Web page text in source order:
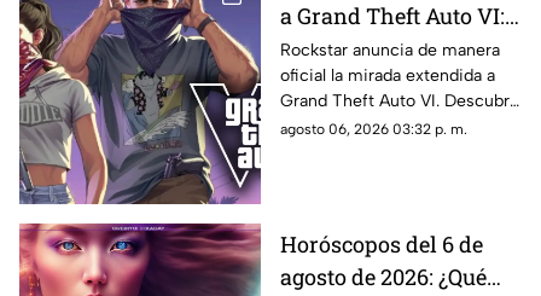
a Grand Theft Auto VI:
¿Cuándo, dónde y a qué
hora de México se
estrena este adelanto
de GTA?
Rockstar anuncia de manera
oficial la mirada extendida a
Grand Theft Auto VI. Descubre
fecha, horario, dónde verla y
agosto 06, 2026 03:32 p. m.
Horóscopos del 6 de
agosto de 2026: ¿Qué